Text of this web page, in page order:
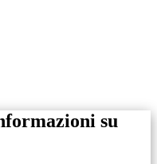
su